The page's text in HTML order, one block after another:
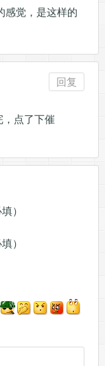
感觉，是这样的
回复
点了下催
）
）